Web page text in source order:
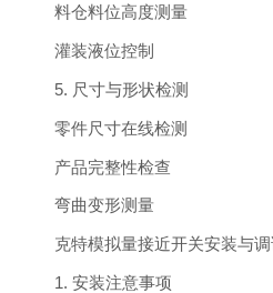
料仓料位高度测量
灌装液位控制
5. 尺寸与形状检测
零件尺寸在线检测
产品完整性检查
弯曲变形测量
克特模拟量接近开关安装与
1. 安装注意事项